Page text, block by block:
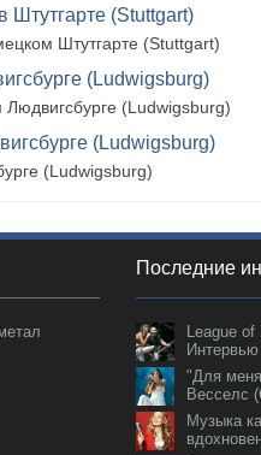
Штутгарте (Stuttgart)
Штутгарте (Stuttgart)
(Ludwigsburg)
(Ludwigsburg)
(Ludwigsburg)
(Ludwigsburg)
Последние
League
"Для
Весселс
Музыка